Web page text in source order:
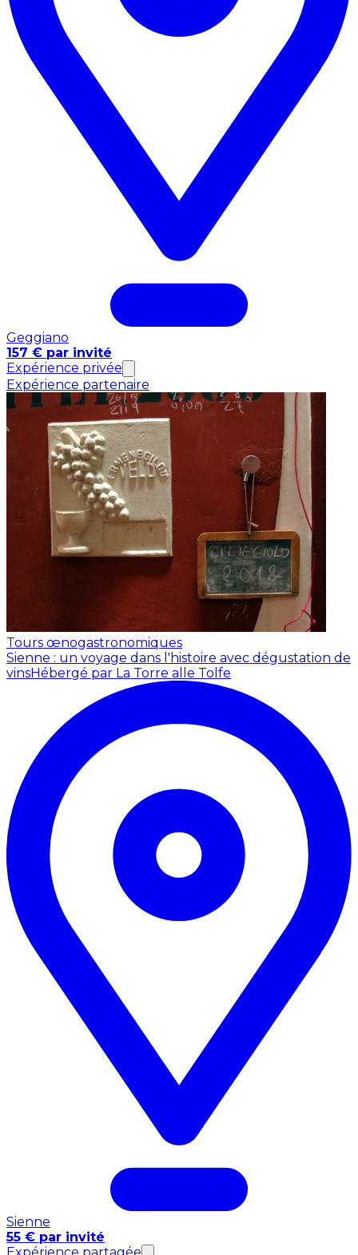
Geggiano
157 € par invité
Expérience privée
Expérience partenaire
Tours œnogastronomiques
Sienne : un voyage dans l'histoire avec dégustation de
vinsHébergé par La Torre alle Tolfe
Sienne
55 € par invité
Expérience partagée